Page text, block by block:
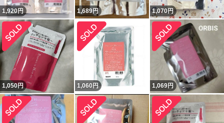
1,920円 1,689円 1,070円
1,050円 1,060 円 1,069円